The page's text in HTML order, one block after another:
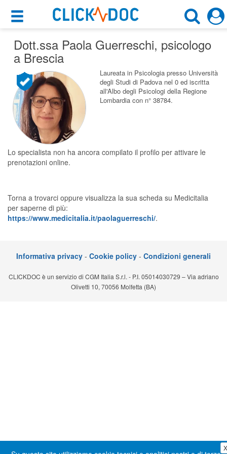
×
Motore di ricerca
×
Psicologo
Brescia (BS)
Cosa possiamo offrirti
Per i pazienti
Prenota una visita
Ricerca specialisti
Consulti online
(su medicitalia.it)
Prenotazioni online
Planner e rubrica in cloud
Teleconsulto
Dott.ssa Paola Guerreschi, psicologo
a Brescia
Laureata in Psicologia presso Università
degli Studi di Padova nel 0 ed iscritta
all'Albo degli Psicologi della Regione
Lombardia con n° 38784.
Lo specialista non ha ancora compilato il profilo per attivare le
prenotazioni online.
Torna a trovarci oppure visualizza la sua scheda su Medicitalia
per saperne di più:
https://www.medicitalia.it/paolaguerreschi/.
X
Informativa privacy - Cookie policy - Condizioni generali
CLICKDOC è un servizio di CGM Italia S.r.l. - P.I. 05014030729 – Via adriano
Olivetti 10, 70056 Molfetta (BA)